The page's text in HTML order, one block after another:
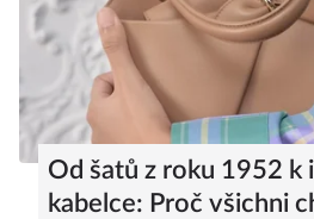
Od šatů z roku 1952 k
kabelce: Proč všichni